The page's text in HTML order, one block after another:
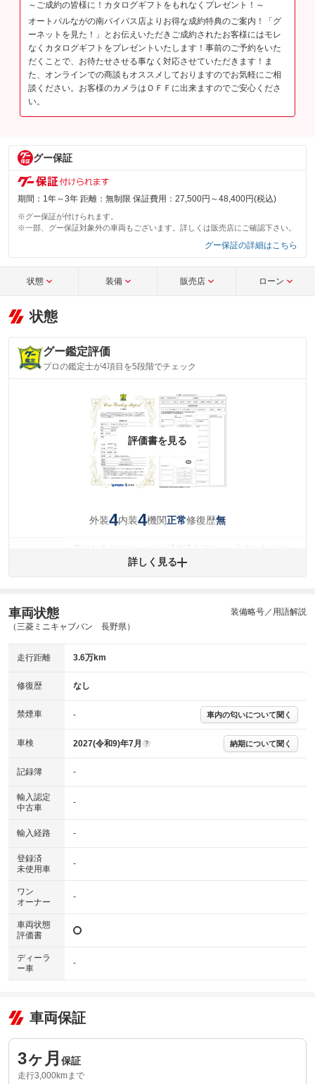
～ご成約の皆様に！カタログギフトをもれなくプレゼント！～
オートパルながの南バイパス店よりお得な成約特典のご案内！「グ
ーネットを見た！」とお伝えいただきご成約されたお客様にはモレ
なくカタログギフトをプレゼントいたします！事前のご予約をいた
だくことで、お待たせさせる事なく対応させていただきます！ま
た、オンラインでの商談もオススメしておりますのでお気軽にご相
談ください。お客様のカメラはＯＦＦに出来ますのでご安心くださ
い。
グー保証
期間：1年～3年 距離：無制限 保証費用：27,500円～48,400円(税込)
※グー保証が付けられます。
※一部、グー保証対象外の車両もございます。詳しくは販売店にご確認下さい。
グー保証の詳細はこちら
状態 装備 販売店 ローン
状態
グー鑑定評価
プロの鑑定士が4項目を5段階でチェック
評価書を見る
外装4内装4機関正常修復歴無
コミが残っています。
(内装状態)
機関 主要機関に不具合はありません。
修復歴 詳細は鑑定書をご確認ください。
※グー鑑定は保証サービスではございません。購入時は必ず現車をご確認
※実際にお渡しするコンディションチェックシートにつきましては、形式
※グー鑑定の評価はあくまでも記載している鑑定日の鑑定結果となりま
す。車両情報等の詳細は各販売店へお問い合わせ下さい。
詳しく見る
車両状態
（三菱ミニキャブバン 長野県）
装備略号／用語解説
走行距離 3.6万km
修復歴 なし
禁煙車 - 車内の匂いについて聞く
車検 2027(令和9)年7月 ? 納期について聞く
記録簿 -
輸入認定
中古車
-
輸入経路 -
登録済
未使用車
-
ワン
オーナー
-
車両状態
評価書
ディーラ
ー車
-
車両保証
3ヶ月 保証
走行3,000kmまで